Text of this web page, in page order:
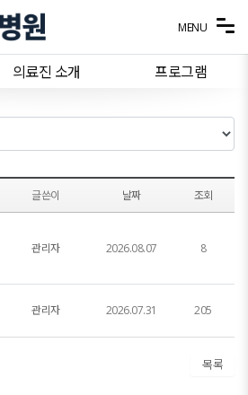
의료진 소개 프로그램
MENU
글쓴이 날짜 조회
관리자 2026.08.07 8
관리자 2026.07.31 205
목록